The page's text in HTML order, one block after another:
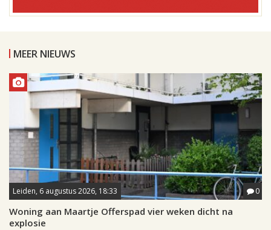
MEER NIEUWS
Leiden, 6 augustus 2026, 18:33 0
Woning aan Maartje Offerspad vier weken dicht na
explosie